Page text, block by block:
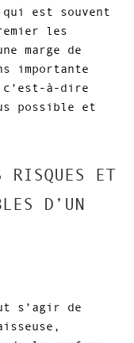
est souvent
les
marge de
importante
à-dire
possible et
RISQUES ET
D’UN
s’agir de